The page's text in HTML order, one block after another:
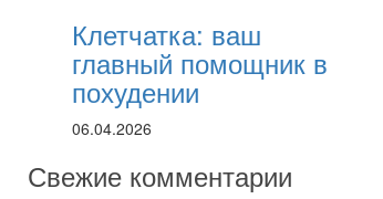
Клетчатка: ваш
главный помощник в
похудении
06.04.2026
Свежие комментарии